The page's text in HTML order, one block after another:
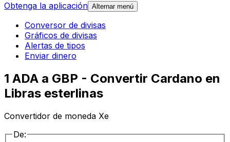
Obtenga la aplicación Alternar menú
Conversor de divisas
Gráficos de divisas
Alertas de tipos
Enviar dinero
1 ADA a GBP - Convertir Cardano en
Libras esterlinas
Convertidor de moneda Xe
De: